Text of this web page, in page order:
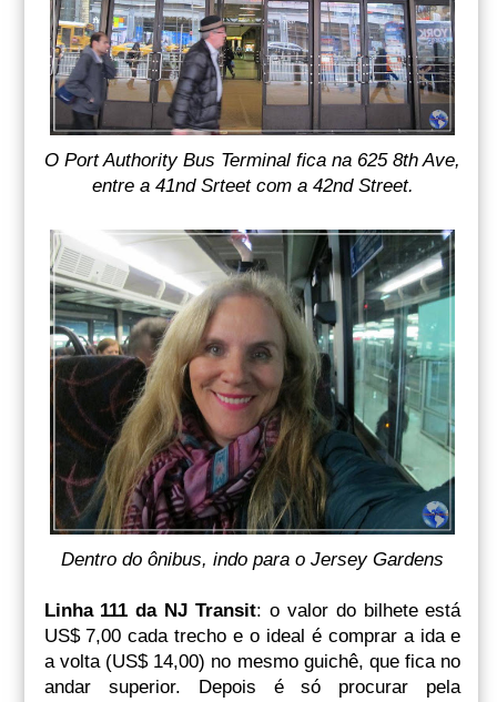
O Port Authority Bus Terminal fica na 625 8th Ave,
entre a 41nd Srteet com a 42nd Street.
Dentro do ônibus, indo para o Jersey Gardens
Linha 111 da NJ Transit: o valor do bilhete está
US$ 7,00 cada trecho e o ideal é comprar a ida e
a volta (US$ 14,00) no mesmo guichê, que fica no
andar superior. Depois é só procurar pela